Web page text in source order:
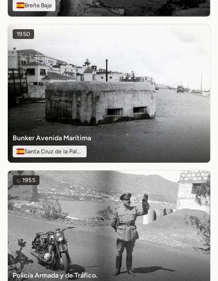
Breña Baja
1950
Bunker Avenida Marítima
Santa Cruz de la Palma
c. 1955
Policía Armada y de Tráfico.